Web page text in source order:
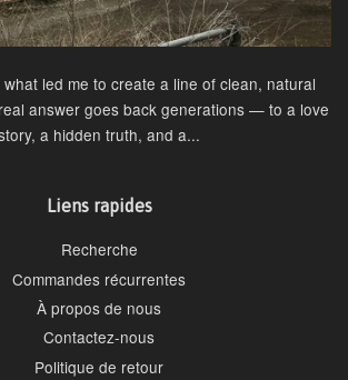
led me to create a line of clean, natural
answer goes back generations — to a love
a hidden truth, and a...
Liens rapides
Recherche
Commandes récurrentes
À propos de nous
Contactez-nous
Politique de retour